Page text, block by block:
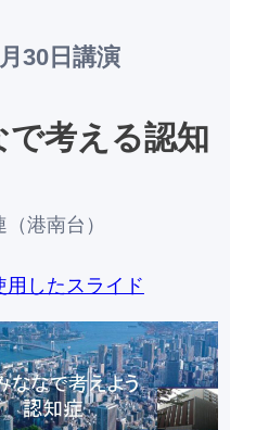
30日 講演
考える認知
港南台）
したスライド